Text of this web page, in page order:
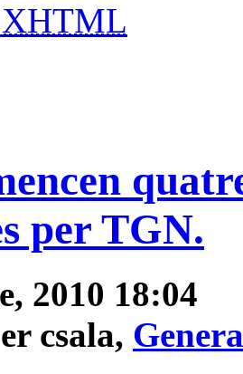
XHTML
per TGN.
2010 18:04
csala,